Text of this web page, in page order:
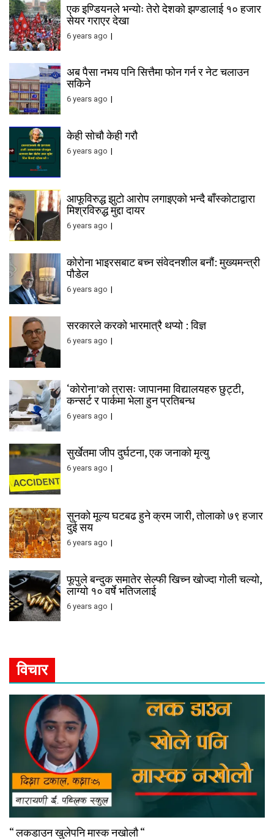
एक इण्डियनले भन्योः तेरो देशको झण्डालाई १० हजार
सेयर गराएर देखा
6 years ago
अब पैसा नभय पनि सित्तैमा फोन गर्न र नेट चलाउन
सकिने
6 years ago
केही सोचौ केही गरौ
6 years ago
आफूविरुद्ध झुटो आरोप लगाइएको भन्दै बाँस्कोटाद्वारा
मिश्रविरुद्ध मुद्दा दायर
6 years ago
कोरोना भाइरसबाट बच्न संवेदनशील बनौं: मुख्यमन्त्री
पौडेल
6 years ago
सरकारले करको भारमात्रै थप्यो : विज्ञ
6 years ago
‘कोरोना’को त्रासः जापानमा विद्यालयहरु छुट्टी,
कन्सर्ट र पार्कमा भेला हुन प्रतिबन्ध
6 years ago
सुर्खेतमा जीप दुर्घटना, एक जनाको मृत्यु
6 years ago
सुनको मूल्य घटबढ हुने क्रम जारी, तोलाको ७९ हजार
दुई सय
6 years ago
फूपुले बन्दुक समातेर सेल्फी खिच्न खोज्दा गोली चल्यो,
लाग्यो १० वर्षे भतिजलाई
6 years ago
विचार
“ लकडाउन खुलेपनि मास्क नखोलौ “